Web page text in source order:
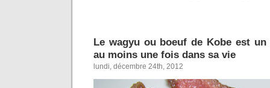
Le wagyu ou boeuf de Kobe est
au moins une fois dans sa vie
lundi, décembre 24th, 2012